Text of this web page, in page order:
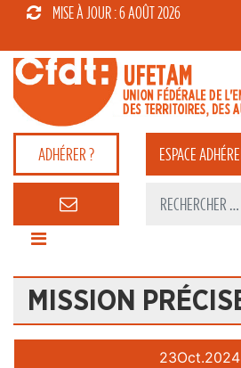
MISE À JOUR : 6 AOÛT 2026
ADHÉRER ? ESPACE
MISSION
23Oct.2024